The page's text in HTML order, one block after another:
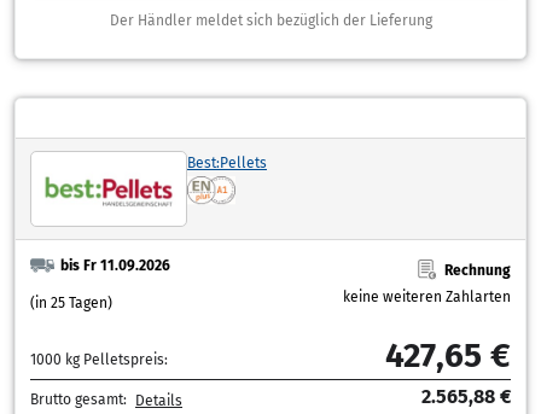
Der Händler meldet sich bezüglich der Lieferung
Best:Pellets
bis Fr 11.09.2026
(in 25 Tagen)
Rechnung
keine weiteren Zahlarten
1000 kg Pelletspreis: 427,65 €
Brutto gesamt: Details 2.565,88 €